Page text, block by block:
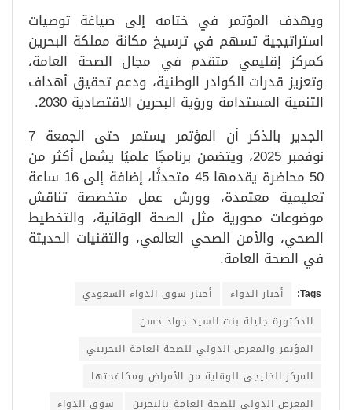
ويهدف المؤتمر في ختامه إلى صياغة توصيات
استراتيجية تسهم في ترسيخ مكانة مملكة البحرين
كمركز إقليمي متقدم في مجال الصحة العامة،
وتعزيز قدرات الكوادر الوطنية، ودعم تحقيق أهداف
التنمية المستدامة ورؤية البحرين الاقتصادية 2030.
الجدير بالذكر أن المؤتمر يستمر حتى الجمعة 7
نوفمبر 2025، ويتضمن برنامجًا علميًا يشمل أكثر من
50 محاضرة يقدمها 45 متحدثًا، إضافة إلى 16 ساعة
تعليمية معتمدة، وورش عمل متخصصة تناقش
موضوعات محورية مثل الصحة الوقائية، والتخطيط
الصحي، والأمن الصحي العالمي، والتقنيات الحديثة
في الصحة العامة.
Tags: أخبار الدواء
أخبار سوق الدواء السعودي
الدكتورة جليلة بنت السيد جواد حسن
المؤتمر والمعرض الدولي للصحة العامة البحريني
المركز الخليجي للوقاية من الأمراض ومكافحتها
المعرض الدولي للصحة العامة بالبحرين
سوق الدواء